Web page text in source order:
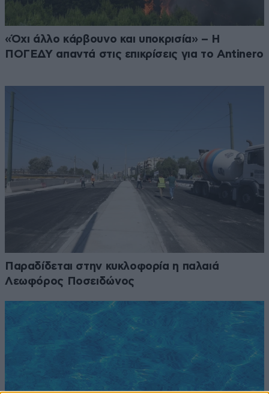
«Όχι άλλο κάρβουνο και υποκρισία» – Η
ΠΟΓΕΔΥ απαντά στις επικρίσεις για το Antinero
Παραδίδεται στην κυκλοφορία η παλαιά
Λεωφόρος Ποσειδώνος